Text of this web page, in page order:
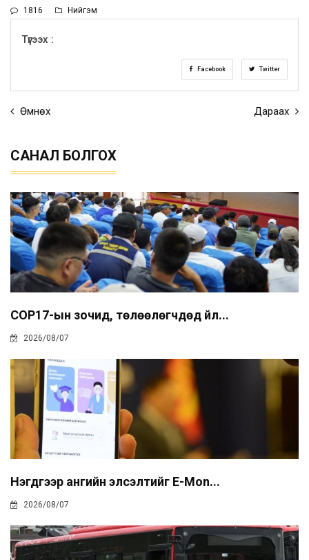
1816 Нийгэм
Түгээх :
Facebook Twitter
Өмнөх Дараах
САНАЛ БОЛГОХ
COP17-ын зочид, төлөөлөгчдөд үйл...
2026/08/07
Нэгдүгээр ангийн элсэлтийг E-Mon...
2026/08/07